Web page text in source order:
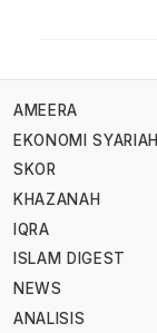
AMEERA
EKONOMI SYARIAH
SKOR
KHAZANAH
IQRA
ISLAM DIGEST
NEWS
ANALISIS